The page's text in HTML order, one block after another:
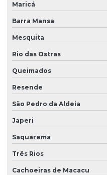
Instalação de barramento
Instalação de nr 12 em pontes
Inversor de frequência para
Laudo de ponte rolante
Limitador de carga para
Manutenção corretiva de
Manutenção corretiva em
Manutenção corretiva em talhas
Manutenção ponte rolante
Maricá
Barra Mansa
Mesquita
Rio das Ostras
Queimados
Resende
São Pedro da Aldeia
Japeri
Saquarema
Três Rios
Cachoeiras de Macacu